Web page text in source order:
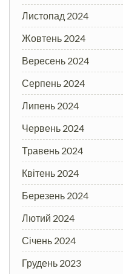
Листопад 2024
Жовтень 2024
Вересень 2024
Серпень 2024
Липень 2024
Червень 2024
Травень 2024
Квітень 2024
Березень 2024
Лютий 2024
Січень 2024
Грудень 2023